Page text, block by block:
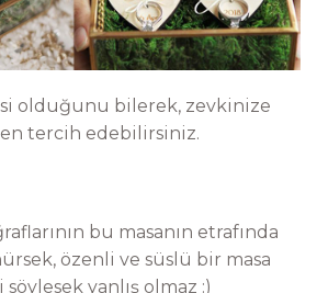
olduğunu bilerek, zevkinize
tercih edebilirsiniz.
bu masanın etrafında
özenli ve süslü bir masa
yanlış olmaz :)